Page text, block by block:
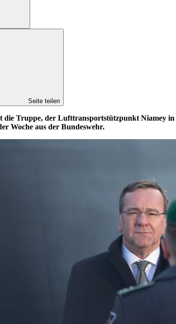
Seite teilen
Truppe, der Lufttransportstützpunkt Niamey
Woche aus der Bundeswehr.